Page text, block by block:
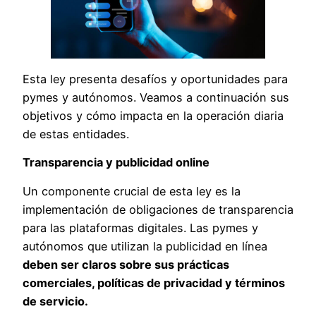
Esta ley presenta desafíos y oportunidades para
pymes y autónomos. Veamos a continuación sus
objetivos y cómo impacta en la operación diaria
de estas entidades.
Transparencia y publicidad online
Un componente crucial de esta ley es la
implementación de obligaciones de transparencia
para las plataformas digitales. Las pymes y
autónomos que utilizan la publicidad en línea
deben ser claros sobre sus prácticas
comerciales, políticas de privacidad y términos
de servicio.